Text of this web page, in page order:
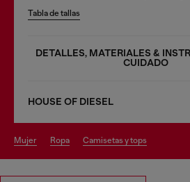
Tabla de tallas
DETALLES, MATERIALES &
CUIDADO
HOUSE OF DIESEL
mujer ropa camisetas y tops